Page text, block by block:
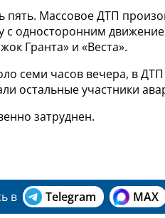
пять. Массовое ДТП
с односторонним
Гранта» и «Веста».
семи часов вечера, в
остальные участники
затруднен.
в Telegram MAX